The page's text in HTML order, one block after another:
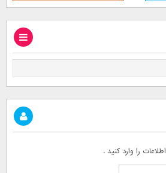
اطلاعات را وارد کنید .